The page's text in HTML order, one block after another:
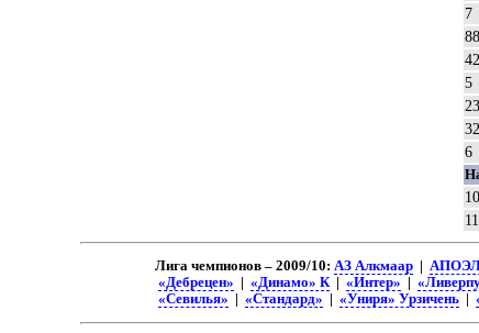
7
88
42
5
23
32
6
10
11
Лига чемпионов – 2009/10: АЗ Алкмаар| АПОЭЛ
«Дебрецен» | «Динамо» К| «Интер» |
«Севилья» | «Стандард» | «Униря» Урзичень|